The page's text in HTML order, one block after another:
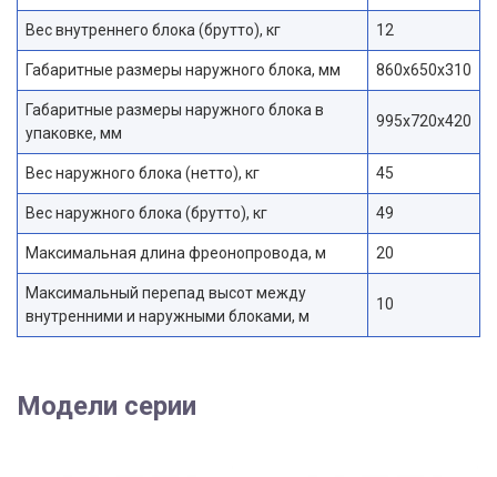
Вес внутреннего блока (брутто), кг 12
Габаритные размеры наружного блока, мм 860x650x310
Габаритные размеры наружного блока в
упаковке, мм
995x720x420
Вес наружного блока (нетто), кг 45
Вес наружного блока (брутто), кг 49
Максимальная длина фреонопровода, м 20
Максимальный перепад высот между
внутренними и наружными блоками, м
10
Модели серии